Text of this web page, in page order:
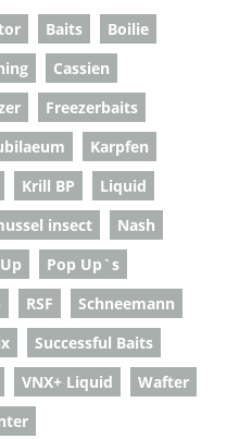
Baits
Boilie
Cassien
Freezerbaits
Karpfen
Krill BP
Liquid
insect
Nash
Pop Up`s
RSF
Schneemann
Successful Baits
VNX+ Liquid
Wafter